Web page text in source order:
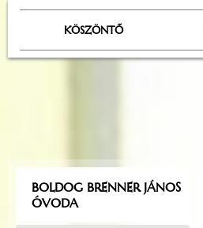
KÖSZÖNTŐ
BOLDOG BRENNER JÁNOS
ÓVODA